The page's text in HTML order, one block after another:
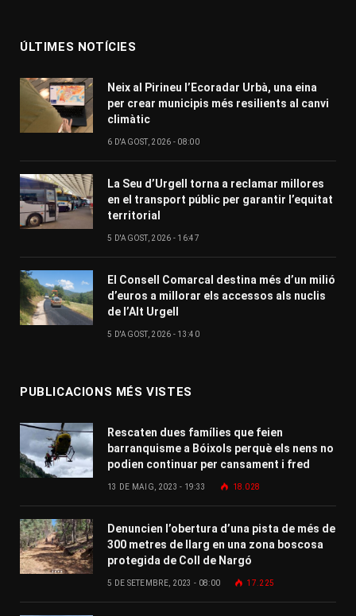
ÚLTIMES NOTÍCIES
Neix al Pirineu l’Ecoradar Urbà, una eina
per crear municipis més resilients al canvi
climàtic
6 D'AGOST, 2026 - 08:00
La Seu d’Urgell torna a reclamar millores
en el transport públic per garantir l’equitat
territorial
5 D'AGOST, 2026 - 16:47
El Consell Comarcal destina més d’un milió
d’euros a millorar els accessos als nuclis
de l’Alt Urgell
5 D'AGOST, 2026 - 13:40
PUBLICACIONS MÉS VISTES
Rescaten dues famílies que feien
barranquisme a Bóixols perquè els nens no
podien continuar per cansament i fred
13 DE MAIG, 2023 - 19:33 18.028
Denuncien l’obertura d’una pista de més de
300 metres de llarg en una zona boscosa
protegida de Coll de Nargó
5 DE SETEMBRE, 2023 - 08:00 17.225